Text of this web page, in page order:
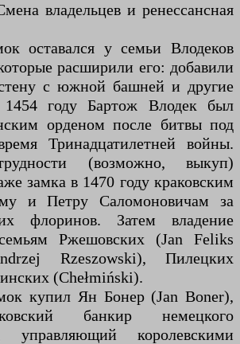
владельцев и ренессансная
оставался у семьи Влодеков
расширили его: добавили
с южной башней и другие
году Бартож Влодек был
орденом после битвы под
Тринадцатилетней войны.
(возможно, выкуп)
замка в 1470 году краковским
и Петру Саломоновичам за
флоринов. Затем владение
Ржешовских (Jan Feliks
Rzeszowski), Пилецких
(Chełmiński).
купил Ян Бонер (Jan Boner),
банкир немецкого
управляющий королевскими